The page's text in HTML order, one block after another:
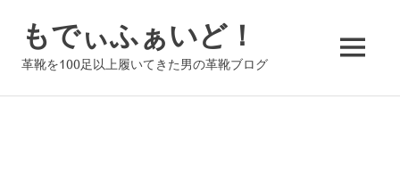
ツ
もでぃふぁいど！
革靴を100足以上履いてきた男の革靴ブログ MENU